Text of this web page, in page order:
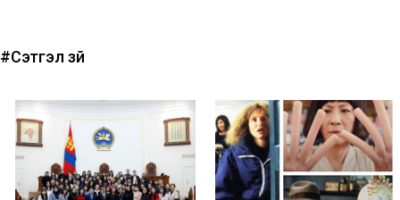
#Сэтгэл зүй